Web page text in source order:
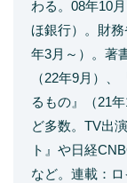
わる。08年10
ほ銀行）。財
年3月～）。著
（22年9月）
るもの』（21
ど多数。TV出
ト』や日経
など。連載：